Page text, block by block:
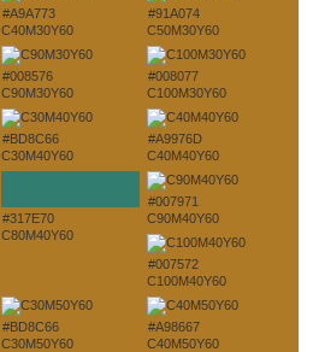
#A9A773
C40M30Y60
#91A074
C50M30Y60
#008576
C90M30Y60
#008077
C100M30Y60
#BD8C66
C30M40Y60
#A9976D
C40M40Y60
#317E70
C80M40Y60
#007971
C90M40Y60
#007572
C100M40Y60
#BD8C66
C30M50Y60
#A98667
C40M50Y60